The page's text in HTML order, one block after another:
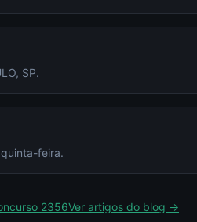
SP.
feira.
2356Ver artigos do blog →